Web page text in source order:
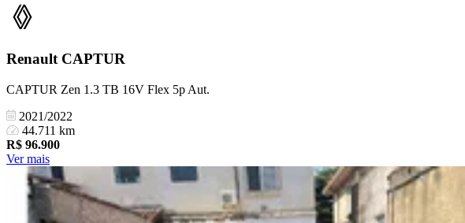
Renault CAPTUR
CAPTUR Zen 1.3 TB 16V Flex 5p Aut.
2021/2022
44.711 km
R$ 96.900
Ver mais